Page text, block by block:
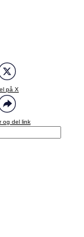
på X
og del link